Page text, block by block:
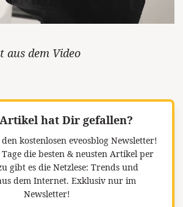
aus dem Video
hat Dir gefallen?
kostenlosen eveosblog Newsletter!
die besten & neusten Artikel per
gibt es die Netzlese: Trends und
dem Internet. Exklusiv nur im
Newsletter!